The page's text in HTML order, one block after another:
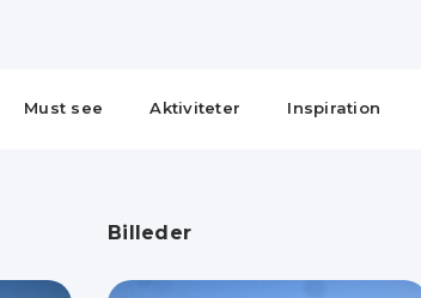
Must see Aktiviteter Inspiration
Billeder